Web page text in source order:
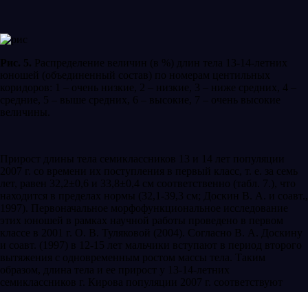
Рис. 5. Распределение величин (в %) длин тела 13-14-летних
юношей (объединенный состав) по номерам центильных
коридоров: 1 – очень низкие, 2 – низкие, 3 – ниже средних, 4 –
средние, 5 – выше средних, 6 – высокие, 7 – очень высокие
величины.
Прирост длины тела семиклассников 13 и 14 лет популяции
2007 г. со времени их поступления в первый класс, т. е. за семь
лет, равен 32,2±0,6 и 33,8±0,4 см соответственно (табл. 7.), что
находится в пределах нормы (32,1-39,3 см; Доскин В. А. и соавт.,
1997). Первоначальное морфофункциональное исследование
этих юношей в рамках научной работы проведено в первом
классе в 2001 г. О. В. Туляковой (2004). Согласно В. А. Доскину
и соавт. (1997) в 12-15 лет мальчики вступают в период второго
вытяжения с одновременным ростом массы тела. Таким
образом, длина тела и ее прирост у 13-14-летних
семиклассников г. Кирова популяции 2007 г. соответствуют